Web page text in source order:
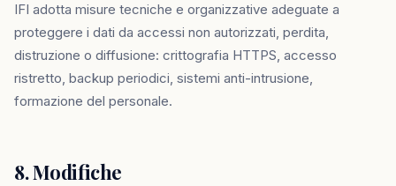
IFI adotta misure tecniche e organizzative adeguate a
proteggere i dati da accessi non autorizzati, perdita,
distruzione o diffusione: crittografia HTTPS, accesso
ristretto, backup periodici, sistemi anti-intrusione,
formazione del personale.
8. Modifiche